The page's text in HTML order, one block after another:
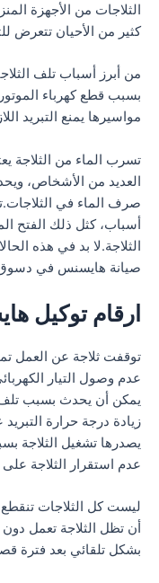
الثلاجات من الأجهزة
كثير من الأحيان تتعرض
من أبرز أسباب تلف
بسبب قطع كهرباء
مواسيرها يمنع التبريد
تسرب الماء من الثلاجة
العديد من الأشخاص،
صرف الماء في
أسباب، كثل ذلك الفتح
الثلاجة.لا بد في هذه
صيانة هايسنس في
ارقام توكيل
توقفت ثلاجة عن العمل
عدم وصول التيار
يمكن أن يحدث بسبب تلف
زيادة درجة حرارة
يصدرها تشغيل الثلاجة
عدم استقرار الثلاجة
ليست كل الثلاجات
أن تظل الثلاجة تعمل
بشكل تلقائي بعد فترة